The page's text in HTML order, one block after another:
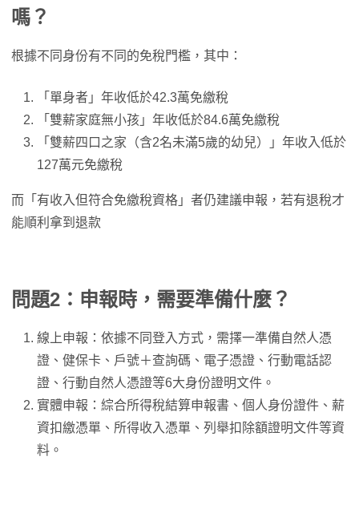
嗎？
根據不同身份有不同的免稅門檻，其中：
「單身者」年收低於42.3萬免繳稅
「雙薪家庭無小孩」年收低於84.6萬免繳稅
「雙薪四口之家（含2名未滿5歲的幼兒）」年收入低於
127萬元免繳稅
而「有收入但符合免繳稅資格」者仍建議申報，若有退稅才
能順利拿到退款
問題2：申報時，需要準備什麼？
線上申報：依據不同登入方式，需擇一準備自然人憑
證、健保卡、戶號＋查詢碼、電子憑證、行動電話認
證、行動自然人憑證等6大身份證明文件。
實體申報：綜合所得稅結算申報書、個人身份證件、薪
資扣繳憑單、所得收入憑單、列舉扣除額證明文件等資
料。